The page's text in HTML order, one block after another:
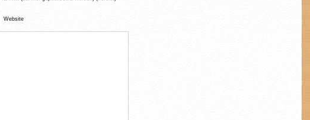
Website